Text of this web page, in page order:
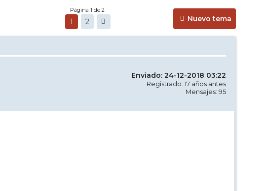
Nuevo tema
Página 1 de 2
1 2
Enviado: 24-12-2018 03:22
Registrado: 17 años antes
Mensajes: 95